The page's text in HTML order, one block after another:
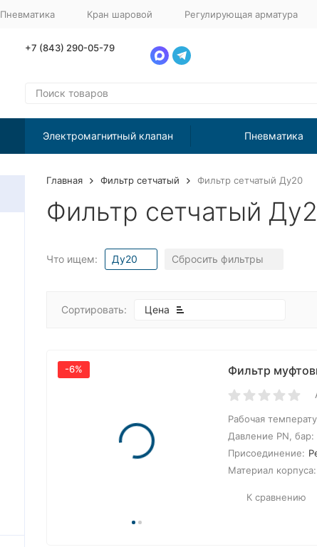
Пневматика Кран шаровой Регулирующая арматура
+7 (843) 290-05-79
Электромагнитный клапан Пневматика
Главная Фильтр сетчатый Фильтр сетчатый Ду20
Фильтр сетчатый
Что ищем: Ду20 Сбросить фильтры
Сортировать: Цена
покупателей
-6% Фильтр
Рабочая
Давление PN, бар:
Присоединение:
Материал корпуса:
К сравнению